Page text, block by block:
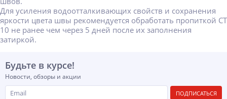
Для усиления водоотталкивающих свойств и сохранения
яркости цвета швы рекомендуется обработать пропиткой CT
10 не ранее чем через 5 дней после их заполнения
затиркой.
Будьте в курсе!
Новости, обзоры и акции
ПОДПИСАТЬСЯ